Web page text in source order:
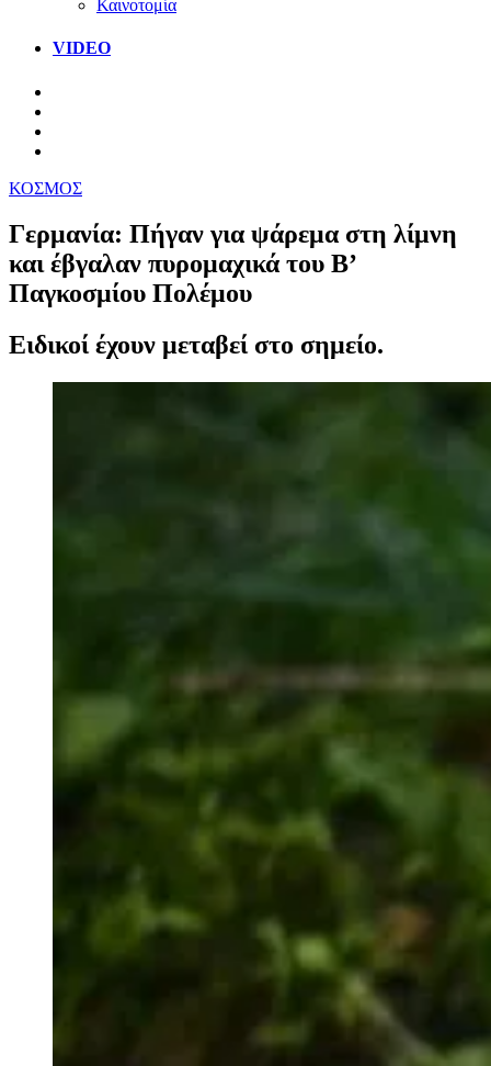
Καινοτομία
VIDEO
ΚΟΣΜΟΣ
Γερμανία: Πήγαν για ψάρεμα στη λίμνη
και έβγαλαν πυρομαχικά του Β’
Παγκοσμίου Πολέμου
Ειδικοί έχουν μεταβεί στο σημείο.